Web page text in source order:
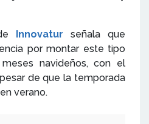
Innovatur señala que
por montar este tipo
navideños, con el
de que la temporada
verano.